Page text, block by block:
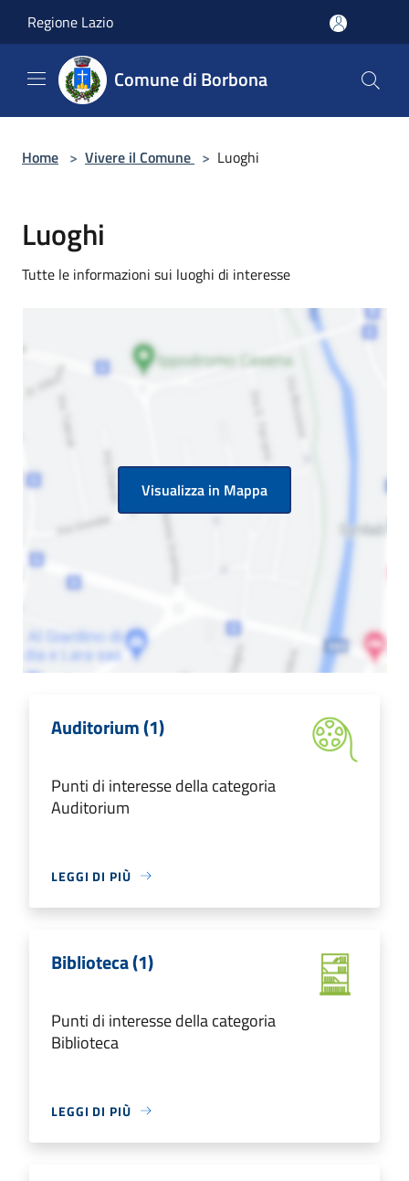
Regione Lazio
Comune di Borbona
Home > Vivere il Comune > Luoghi
Luoghi
Tutte le informazioni sui luoghi di interesse
Visualizza in Mappa
Auditorium (1)
Punti di interesse della categoria
Auditorium
LEGGI DI PIÙ
Biblioteca (1)
Punti di interesse della categoria
Biblioteca
LEGGI DI PIÙ